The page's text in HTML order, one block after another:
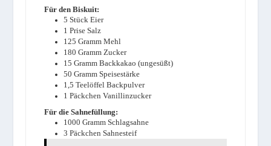
Für den Biskuit:
5 Stück Eier
1 Prise Salz
125 Gramm Mehl
180 Gramm Zucker
15 Gramm Backkakao (ungesüßt)
50 Gramm Speisestärke
1,5 Teelöffel Backpulver
1 Päckchen Vanillinzucker
Für die Sahnefüllung:
1000 Gramm Schlagsahne
3 Päckchen Sahnesteif